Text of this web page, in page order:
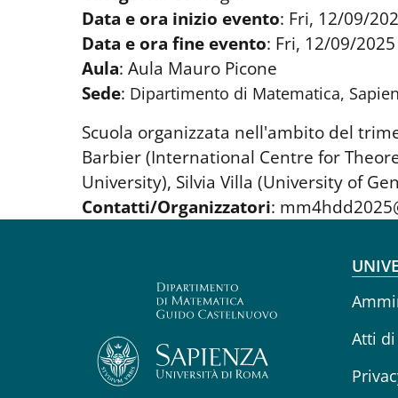
Data e ora inizio evento: Fri, 12/09/
Data e ora fine evento: Fri, 12/09/
Aula: Aula Mauro Picone
Sede: Dipartimento di Matematica,
Scuola organizzata nell'ambito del
Barbier (International Centre for
University), Silvia Villa (University of
Contatti/Organizzatori:
Atti